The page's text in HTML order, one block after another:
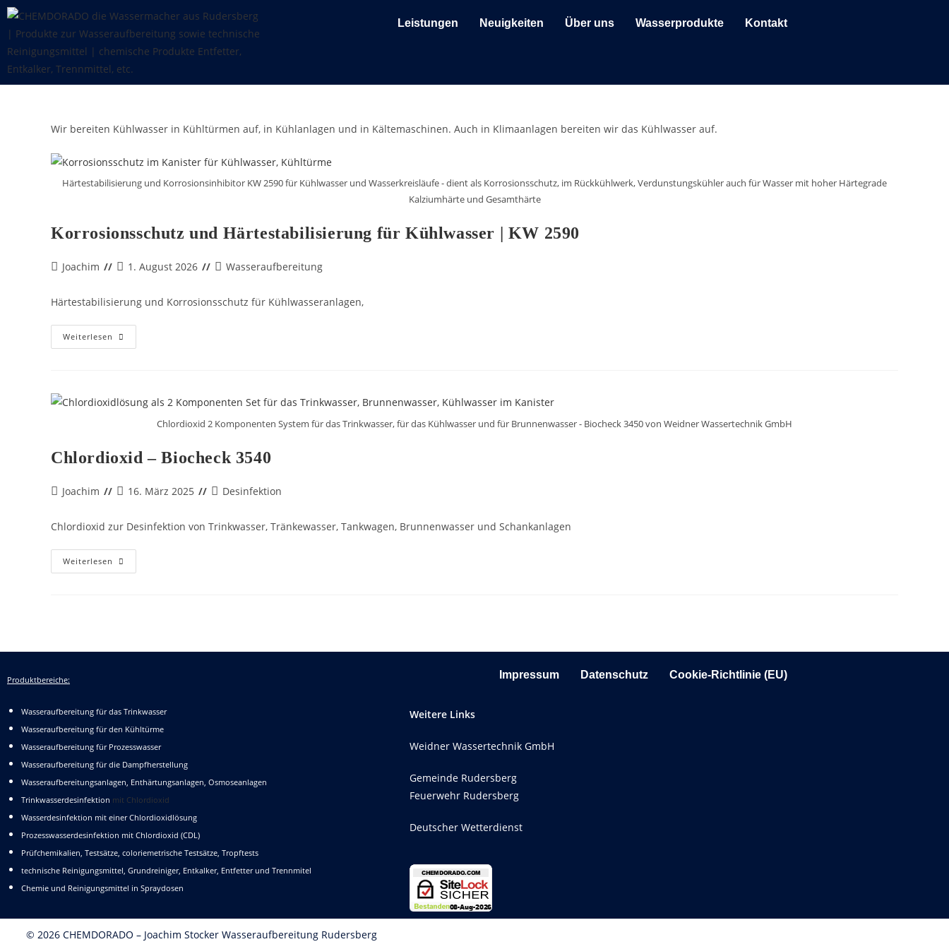
Leistungen Neuigkeiten Über uns Wasserprodukte Kontakt
Wir bereiten Kühlwasser in Kühltürmen auf, in Kühlanlagen und in Kältemaschinen. Auch in Klimaanlagen bereiten wir das Kühlwasser auf.
Härtestabilisierung und Korrosionsinhibitor KW 2590 für Kühlwasser und Wasserkreisläufe - dient als Korrosionsschutz, im Rückkühlwerk, Verdunstungskühler auch für Wasser mit hoher Härtegrade
Kalziumhärte und Gesamthärte
Korrosionsschutz und Härtestabilisierung für Kühlwasser | KW 2590
Joachim 1. August 2026 Wasseraufbereitung
Härtestabilisierung und Korrosionsschutz für Kühlwasseranlagen,
Weiterlesen
Chlordioxid 2 Komponenten System für das Trinkwasser, für das Kühlwasser und für Brunnenwasser - Biocheck 3450 von Weidner Wassertechnik GmbH
Chlordioxid – Biocheck 3540
Joachim 16. März 2025 Desinfektion
Chlordioxid zur Desinfektion von Trinkwasser, Tränkewasser, Tankwagen, Brunnenwasser und Schankanlagen
Weiterlesen
Produktbereiche:
Wasseraufbereitung für das Trinkwasser
Wasseraufbereitung für den Kühltürme
Wasseraufbereitung für Prozesswasser
Wasseraufbereitung für die Dampfherstellung
Wasseraufbereitungsanlagen, Enthärtungsanlagen, Osmoseanlagen
Trinkwasserdesinfektion mit Chlordioxid
Wasserdesinfektion mit einer Chlordioxidlösung
Prozesswasserdesinfektion mit Chlordioxid (CDL)
Prüfchemikalien, Testsätze, coloriemetrische Testsätze, Tropftests
technische Reinigungsmittel, Grundreiniger, Entkalker, Entfetter und Trennmitel
Chemie und Reinigungsmittel in Spraydosen
Impressum Datenschutz Cookie-Richtlinie (EU)
Weitere Links
Weidner Wassertechnik GmbH
Gemeinde Rudersberg
Feuerwehr Rudersberg
Deutscher Wetterdienst
© 2026 CHEMDORADO – Joachim Stocker Wasseraufbereitung Rudersberg